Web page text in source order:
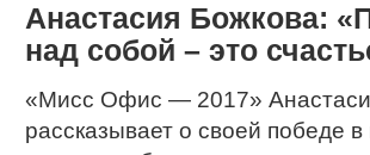
About pageant
Participants
Анастасия Божкова:
над собой – это
«Мисс Офис — 2017»
рассказывает о своей победе в